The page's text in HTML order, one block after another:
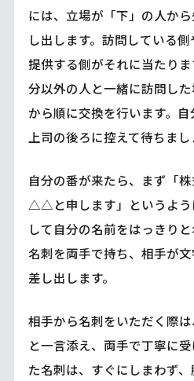
には、立場が「下」の人か
し出します。訪問している
提供する側がそれに当たり
分以外の人と一緒に訪問し
から順に交換を行います。自
上司の後ろに控えて待ちまし
自分の番が来たら、まず「
△△と申します」というよう
して自分の名前をはっきりと
名刺を両手で持ち、相手が
差し出します。
相手から名刺をいただく際は
と一言添え、両手で丁寧に
た名刺は、すぐにしまわず